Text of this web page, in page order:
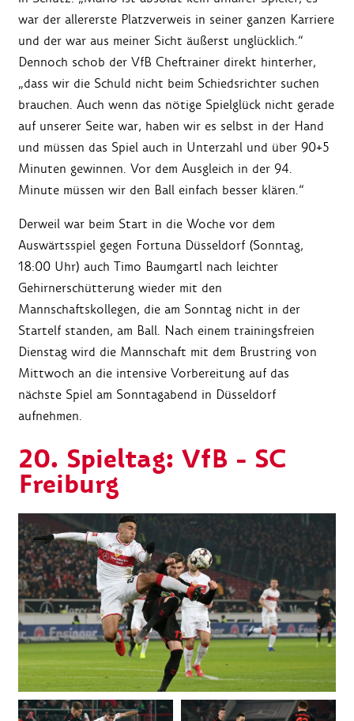
war der allererste Platzverweis in seiner ganzen Karriere
und der war aus meiner Sicht äußerst unglücklich.“
Dennoch schob der VfB Cheftrainer direkt hinterher,
„dass wir die Schuld nicht beim Schiedsrichter suchen
brauchen. Auch wenn das nötige Spielglück nicht gerade
auf unserer Seite war, haben wir es selbst in der Hand
und müssen das Spiel auch in Unterzahl und über 90+5
Minuten gewinnen. Vor dem Ausgleich in der 94.
Minute müssen wir den Ball einfach besser klären.“
Derweil war beim Start in die Woche vor dem
Auswärtsspiel gegen Fortuna Düsseldorf (Sonntag,
18:00 Uhr) auch Timo Baumgartl nach leichter
Gehirnerschütterung wieder mit den
Mannschaftskollegen, die am Sonntag nicht in der
Startelf standen, am Ball. Nach einem trainingsfreien
Dienstag wird die Mannschaft mit dem Brustring von
Mittwoch an die intensive Vorbereitung auf das
nächste Spiel am Sonntagabend in Düsseldorf
aufnehmen.
20. Spieltag: VfB - SC
Freiburg